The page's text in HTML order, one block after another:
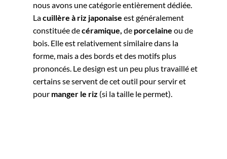
nous avons une catégorie entièrement dédiée.
Lacuillère à riz japonaise est généralement
constituée decéramique, de porcelaine ou de
bois. Elle est relativement similaire dans la
forme, mais a des bords et des motifs plus
prononcés. Le design est un peu plus travaillé et
certains se servent de cet outil pour servir et
pour manger le riz (si la taille le permet).